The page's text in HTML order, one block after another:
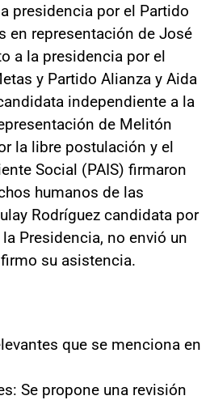
presidencia por el Partido
en representación de José
a la presidencia por el
y Partido Alianza y Aida
independiente a la
de Melitón
la libre postulación y el
Social (PAIS) firmaron
humanos de las
Rodríguez candidata por
Presidencia, no envió un
su asistencia.
que se menciona en
Se propone una revisión